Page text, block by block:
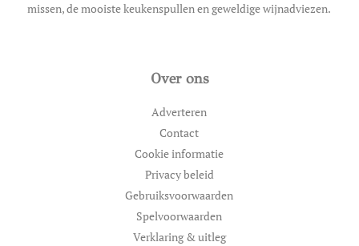
missen, de mooiste keukenspullen en geweldige wijnadviezen.
Over ons
Adverteren
Contact
Cookie informatie
Privacy beleid
Gebruiksvoorwaarden
Spelvoorwaarden
Verklaring & uitleg